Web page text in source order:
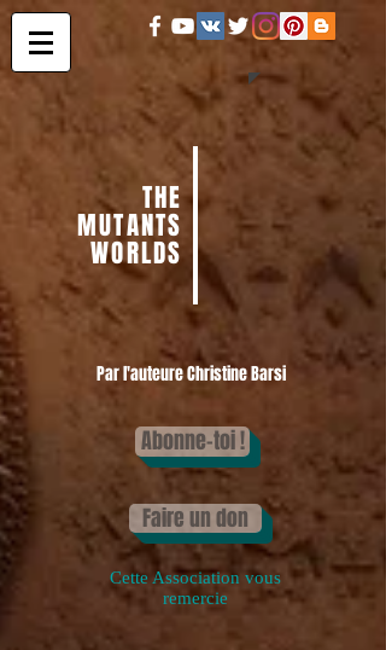
THE
MUTANTS
WORLDS
Par l'auteure Christine Barsi
Abonne-toi !
Faire un don
Cette Association vous
remercie